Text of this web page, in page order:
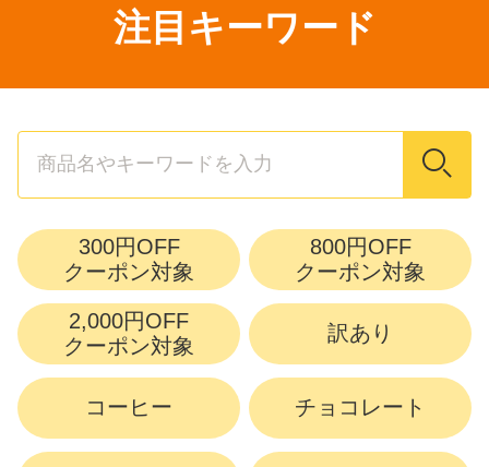
注目キーワード
検索
300円OFF
クーポン対象
800円OFF
クーポン対象
2,000円OFF
クーポン対象
訳あり
コーヒー チョコレート